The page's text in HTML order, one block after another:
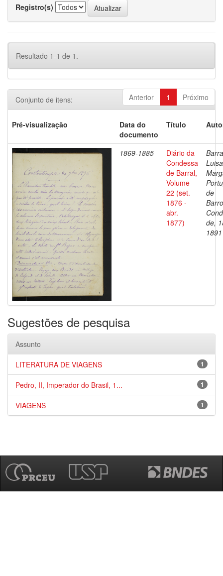
Registro(s)
Resultado 1-1 de 1.
Anterior 1 Próximo
Conjunto de itens:
Pré-visualização
Data do
documento
Título
1869-1885
Diário da
Condessa
de Barral,
Volume
22 (set.
1876 -
abr.
1877)
Luisa
de
de,
1891
Sugestões de pesquisa
Assunto
1
LITERATURA DE VIAGENS
1
Pedro, II, Imperador do Brasil, 1...
1
VIAGENS